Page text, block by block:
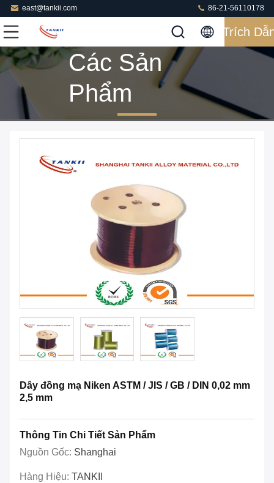
east@tankii.com 86-21-56110178
Trích
Các Sản
Phẩm
Dây đồng mạ Niken ASTM / JIS / GB / DIN 0,02 mm
2,5 mm
Thông Tin Chi Tiết Sản Phẩm
Nguồn Gốc: Shanghai
Hàng Hiệu: TANKII